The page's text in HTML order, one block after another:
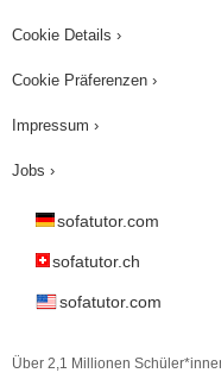
Cookie Details ›
Cookie Präferenzen ›
Impressum ›
Jobs ›
sofatutor.com
sofatutor.ch
sofatutor.com
Über 2,1 Millionen